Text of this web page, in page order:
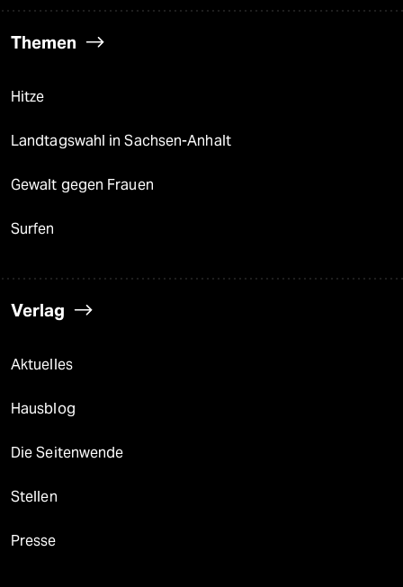
Themen
Hitze
Landtagswahl in Sachsen-Anhalt
Gewalt gegen Frauen
Surfen
Verlag
Aktuelles
Hausblog
Die Seitenwende
Stellen
Presse